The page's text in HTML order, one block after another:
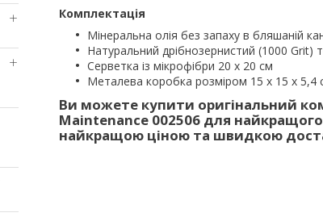
Комплектація
Мінеральна олія без запаху в бляшаній
Натуральний дрібнозернистий (1000 Grit)
Серветка із мікрофібри 20 x 20 см
Металева коробка розміром 15 х 15 х 5,4
Ви можете купити оригінальний
Maintenance 002506 для
найкращою ціною та швидкою